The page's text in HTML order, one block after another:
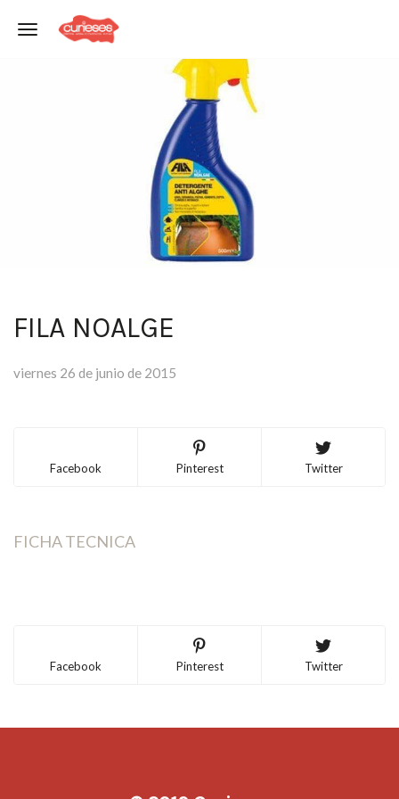
Toggle navigation
FILA NOALGE
viernes 26 de junio de 2015
Facebook Pinterest Twitter
FICHA TECNICA
Facebook Pinterest Twitter